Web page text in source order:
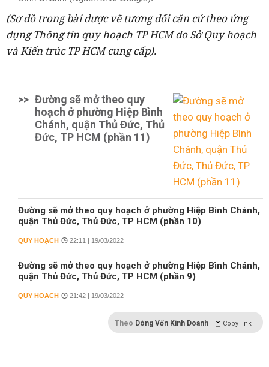
(Sơ đồ trong bài được vẽ tương đối căn cứ theo ứng
dụng Thông tin quy hoạch TP HCM do Sở Quy hoạch
và Kiến trúc TP HCM cung cấp).
>> Đường sẽ mở theo quy
hoạch ở phường Hiệp Bình
Chánh, quận Thủ Đức, Thủ
Đức, TP HCM (phần 11)
Đường sẽ mở theo quy hoạch ở phường Hiệp Bình Chánh,
quận Thủ Đức, Thủ Đức, TP HCM (phần 10)
QUY HOẠCH 22:11 | 19/03/2022
Đường sẽ mở theo quy hoạch ở phường Hiệp Bình Chánh,
quận Thủ Đức, Thủ Đức, TP HCM (phần 9)
QUY HOẠCH 21:42 | 19/03/2022
Theo Dòng Vốn Kinh Doanh Copy link